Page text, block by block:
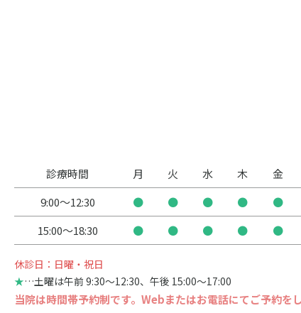
診療時間 月 火 水 木 金
9:00～12:30
● ● ● ● ●
15:00～18:30
● ● ● ● ●
休診日：日曜・祝日
★…土曜は午前 9:30〜12:30、午後 15:00〜17:00
当院は時間帯予約制です。Webまたはお電話にてご予約を